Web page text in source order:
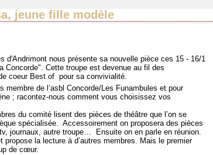
jeune fille modèle
d'Andrimont nous présente sa nouvelle pièce ces 15 - 16/1
Concorde". Cette troupe est devenue au fil des
coeur Best of pour sa convivialité.
membre de l’asbl Concorde/Les Funambules et pour
; racontez-nous comment vous choisissez vos
du comité lisent des pièces de théâtre que l’on se
spécialisée. Accessoirement on proposera des pièces
journaux, autre troupe… Ensuite on en parle en réunion.
propose la lecture à d’autres membres. Mais le premier
de cœur.